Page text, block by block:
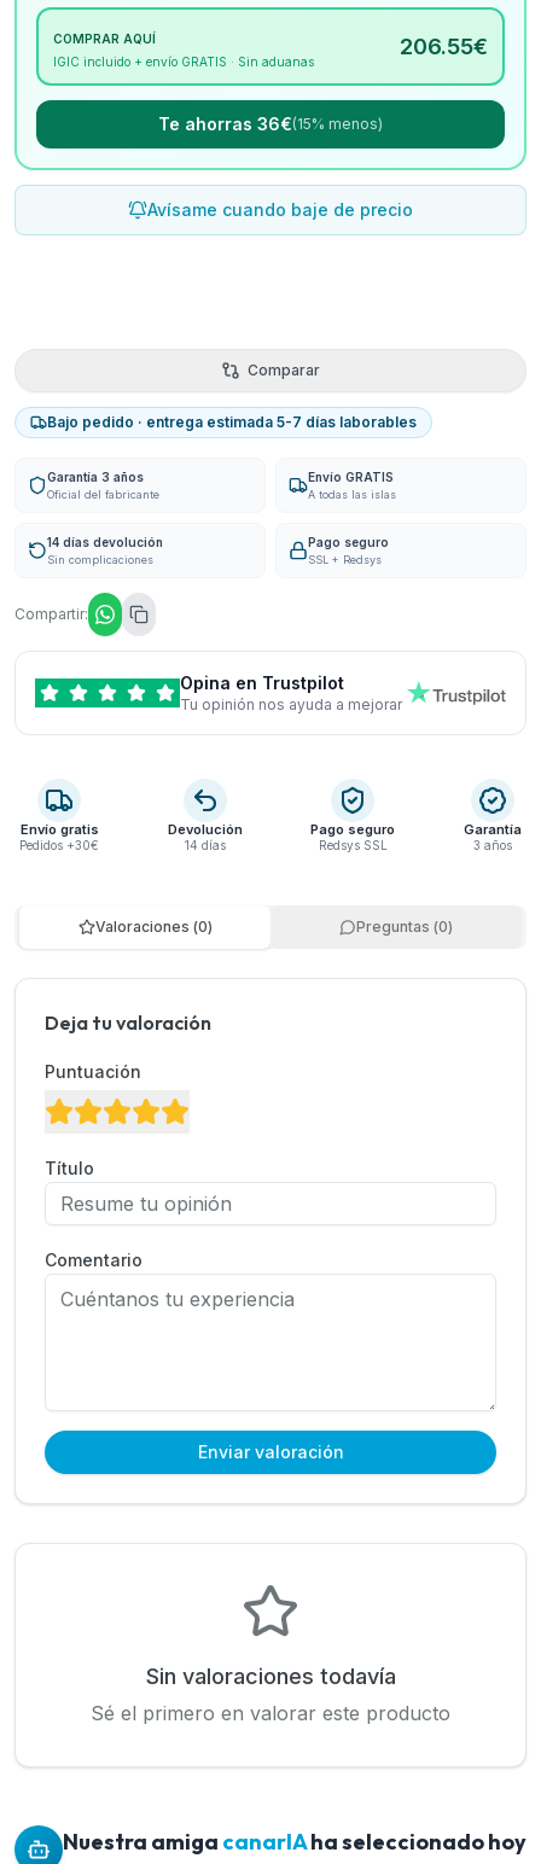
COMPRAR AQUÍ
IGIC incluido + envío GRATIS · Sin aduanas
206.55€
Te ahorras 36€(15% menos)
Avísame cuando baje de precio
Comparar
Bajo pedido · entrega estimada 5-7 días laborables
Garantía 3 años
Oficial del fabricante
Envío GRATIS
A todas las islas
14 días devolución
Sin complicaciones
Pago seguro
SSL + Redsys
Compartir:
Opina en Trustpilot
Tu opinión nos ayuda a mejorar
Envío gratis
Pedidos +30€
Devolución
14 días
Pago seguro
Redsys SSL
Garantía
3 años
Valoraciones (0) Preguntas (0)
Deja tu valoración
Puntuación
Título
Comentario
Enviar valoración
Sin valoraciones todavía
Sé el primero en valorar este producto
Nuestra amiga canarIAha seleccionado hoy